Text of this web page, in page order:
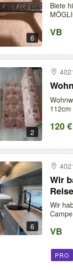
6
Biete
VB
2 120
6
Wir
Wir
VB
PRO